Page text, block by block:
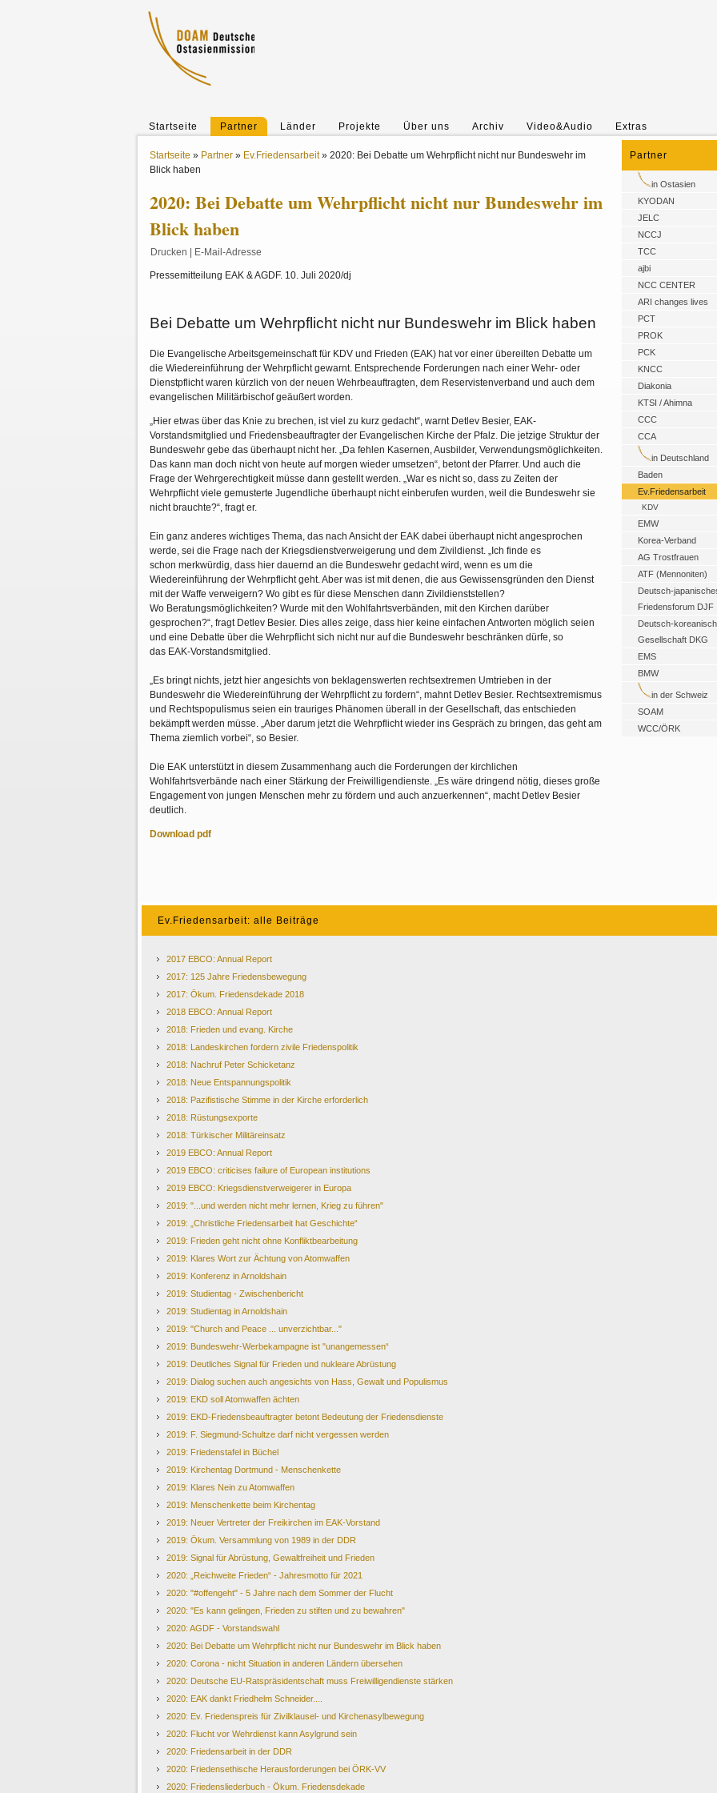
Startseite Partner Länder Projekte Über uns Archiv Video&Audio Extras
Startseite » Partner » Ev.Friedensarbeit» 2020: Bei Debatte um Wehrpflicht nicht nur Bundeswehr im
Blick haben
2020: Bei Debatte um Wehrpflicht nicht nur Bundeswehr im
Blick haben
Drucken E-Mail-Adresse
Pressemitteilung EAK & AGDF. 10. Juli 2020/dj
Bei Debatte um Wehrpflicht nicht nur Bundeswehr im Blick haben
Die Evangelische Arbeitsgemeinschaft für KDV und Frieden (EAK) hat vor einer übereilten Debatte um
die Wiedereinführung der Wehrpflicht gewarnt. Entsprechende Forderungen nach einer Wehr- oder
Dienstpflicht waren kürzlich von der neuen Wehrbeauftragten, dem Reservistenverband und auch dem
evangelischen Militärbischof geäußert worden.
„Hier etwas über das Knie zu brechen, ist viel zu kurz gedacht“, warnt Detlev Besier, EAK-
Vorstandsmitglied und Friedensbeauftragter der Evangelischen Kirche der Pfalz. Die jetzige Struktur der
Bundeswehr gebe das überhaupt nicht her. „Da fehlen Kasernen, Ausbilder, Verwendungsmöglichkeiten.
Das kann man doch nicht von heute auf morgen wieder umsetzen“, betont der Pfarrer. Und auch die
Frage der Wehrgerechtigkeit müsse dann gestellt werden. „War es nicht so, dass zu Zeiten der
Wehrpflicht viele gemusterte Jugendliche überhaupt nicht einberufen wurden, weil die Bundeswehr sie
nicht brauchte?“, fragt er.
Ein ganz anderes wichtiges Thema, das nach Ansicht der EAK dabei überhaupt nicht angesprochen
werde, sei die Frage nach der Kriegsdienstverweigerung und dem Zivildienst. „Ich finde es
schon merkwürdig, dass hier dauernd an die Bundeswehr gedacht wird, wenn es um die
Wiedereinführung der Wehrpflicht geht. Aber was ist mit denen, die aus Gewissensgründen den Dienst
mit der Waffe verweigern? Wo gibt es für diese Menschen dann Zivildienststellen?
Wo Beratungsmöglichkeiten? Wurde mit den Wohlfahrtsverbänden, mit den Kirchen darüber
gesprochen?“, fragt Detlev Besier. Dies alles zeige, dass hier keine einfachen Antworten möglich seien
und eine Debatte über die Wehrpflicht sich nicht nur auf die Bundeswehr beschränken dürfe, so
das EAK-Vorstandsmitglied.
„Es bringt nichts, jetzt hier angesichts von beklagenswerten rechtsextremen Umtrieben in der
Bundeswehr die Wiedereinführung der Wehrpflicht zu fordern“, mahnt Detlev Besier. Rechtsextremismus
und Rechtspopulismus seien ein trauriges Phänomen überall in der Gesellschaft, das entschieden
bekämpft werden müsse. „Aber darum jetzt die Wehrpflicht wieder ins Gespräch zu bringen, das geht am
Thema ziemlich vorbei“, so Besier.
Die EAK unterstützt in diesem Zusammenhang auch die Forderungen der kirchlichen
Wohlfahrtsverbände nach einer Stärkung der Freiwilligendienste. „Es wäre dringend nötig, dieses große
Engagement von jungen Menschen mehr zu fördern und auch anzuerkennen“, macht Detlev Besier
deutlich.
Download pdf
Partner
in Ostasien
KYODAN
JELC
NCCJ
TCC
ajbi
NCC CENTER
ARI changes lives
PCT
PROK
PCK
KNCC
Diakonia
KTSI / Ahimna
CCC
CCA
in Deutschland
Baden
Ev.Friedensarbeit
KDV
EMW
Korea-Verband
AG Trostfrauen
ATF (Mennoniten)
Deutsch-
Friedensforum DJF
Deutsch-
Gesellschaft DKG
EMS
BMW
in der Schweiz
SOAM
WCC/ÖRK
Ev.Friedensarbeit: alle Beiträge
2017 EBCO: Annual Report
2017: 125 Jahre Friedensbewegung
2017: Ökum. Friedensdekade 2018
2018 EBCO: Annual Report
2018: Frieden und evang. Kirche
2018: Landeskirchen fordern zivile Friedenspolitik
2018: Nachruf Peter Schicketanz
2018: Neue Entspannungspolitik
2018: Pazifistische Stimme in der Kirche erforderlich
2018: Rüstungsexporte
2018: Türkischer Militäreinsatz
2019 EBCO: Annual Report
2019 EBCO: criticises failure of European institutions
2019 EBCO: Kriegsdienstverweigerer in Europa
2019: "...und werden nicht mehr lernen, Krieg zu führen"
2019: „Christliche Friedensarbeit hat Geschichte“
2019: Frieden geht nicht ohne Konfliktbearbeitung
2019: Klares Wort zur Ächtung von Atomwaffen
2019: Konferenz in Arnoldshain
2019: Studientag - Zwischenbericht
2019: Studientag in Arnoldshain
2019: "Church and Peace ... unverzichtbar..."
2019: Bundeswehr-Werbekampagne ist "unangemessen“
2019: Deutliches Signal für Frieden und nukleare Abrüstung
2019: Dialog suchen auch angesichts von Hass, Gewalt und Populismus
2019: EKD soll Atomwaffen ächten
2019: EKD-Friedensbeauftragter betont Bedeutung der Friedensdienste
2019: F. Siegmund-Schultze darf nicht vergessen werden
2019: Friedenstafel in Büchel
2019: Kirchentag Dortmund - Menschenkette
2019: Klares Nein zu Atomwaffen
2019: Menschenkette beim Kirchentag
2019: Neuer Vertreter der Freikirchen im EAK-Vorstand
2019: Ökum. Versammlung von 1989 in der DDR
2019: Signal für Abrüstung, Gewaltfreiheit und Frieden
2020: „Reichweite Frieden“ - Jahresmotto für 2021
2020: "#offengeht" - 5 Jahre nach dem Sommer der Flucht
2020: "Es kann gelingen, Frieden zu stiften und zu bewahren"
2020: AGDF - Vorstandswahl
2020: Bei Debatte um Wehrpflicht nicht nur Bundeswehr im Blick haben
2020: Corona - nicht Situation in anderen Ländern übersehen
2020: Deutsche EU-Ratspräsidentschaft muss Freiwilligendienste stärken
2020: EAK dankt Friedhelm Schneider....
2020: Ev. Friedenspreis für Zivilklausel- und Kirchenasylbewegung
2020: Flucht vor Wehrdienst kann Asylgrund sein
2020: Friedensarbeit in der DDR
2020: Friedensethische Herausforderungen bei ÖRK-VV
2020: Friedensliederbuch - Ökum. Friedensdekade